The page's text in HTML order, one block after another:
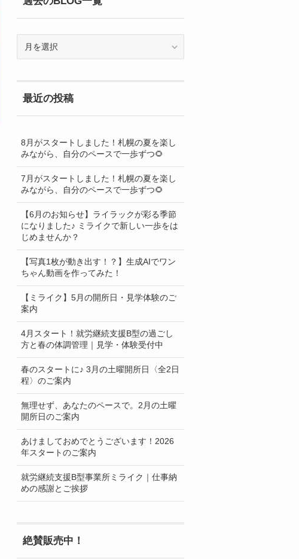
BLOG
覧
最近の投稿
8月がスタートしました！札幌の夏を楽し
みながら、自分のペースで一歩ずつ🌻
7月がスタートしました！札幌の夏を楽し
みながら、自分のペースで一歩ずつ🌻
【6月のお知らせ】ライラックが彩る季節
になりました♪ ミライクで新しい一歩をは
じめませんか？
【写真1枚が動き出す！？】生成AIでワン
ちゃん動画を作ってみた！
【ミライク】5月の開所日・見学体験のご
案内
4月スタート！就労継続支援B型の過ごし
方と春の体調管理｜見学・体験受付中
春のスタートに♪ 3月の土曜開所日〈全2日
程〉のご案内
無理せず、あなたのペースで。2月の土曜
開所日のご案内
あけましておめでとうございます！2026
年スタートのご案内
就労継続支援B型事業所ミライク｜仕事納
めの感謝とご挨拶
絶賛販売中！